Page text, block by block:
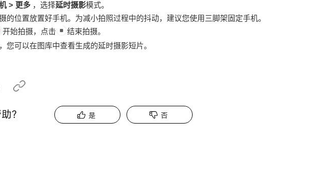
> 更多 ，选择延时摄影模式。
的位置放置好手机。为减小拍照过程中的抖动，建议您使用三脚架固定手机。
开始拍摄，点击
结束拍摄。
您可以在图库中查看生成的延时摄影短片。
？ 是 否